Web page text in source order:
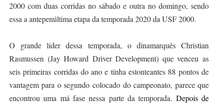
2000 com duas corridas no sábado e outra no domingo, sendo
essa a antepenúltima etapa da temporada 2020 da USF 2000.
O grande líder dessa temporada, o dinamarquês Christian
Rasmussen (Jay Howard Driver Development) que venceu as
seis primeiras corridas do ano e tinha estonteantes 88 pontos de
vantagem para o segundo colocado do campeonato, parece que
encontrou uma má fase nessa parte da temporada. Depois de